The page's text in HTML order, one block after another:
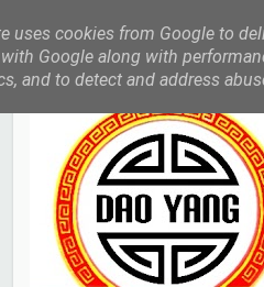
uses cookies from Google to
Google along with
and to detect and address